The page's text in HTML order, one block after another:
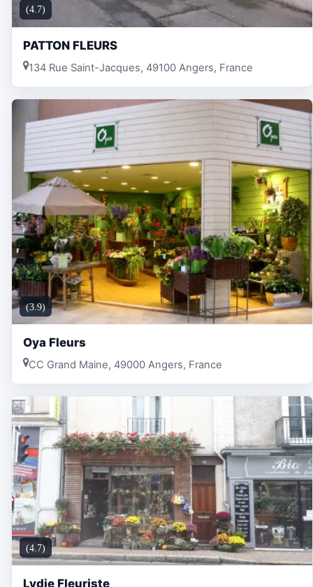
(4.7)
PATTON FLEURS
134 Rue Saint-Jacques, 49100 Angers, France
(3.9)
Oya Fleurs
CC Grand Maine, 49000 Angers, France
(4.7)
Lydie Fleuriste